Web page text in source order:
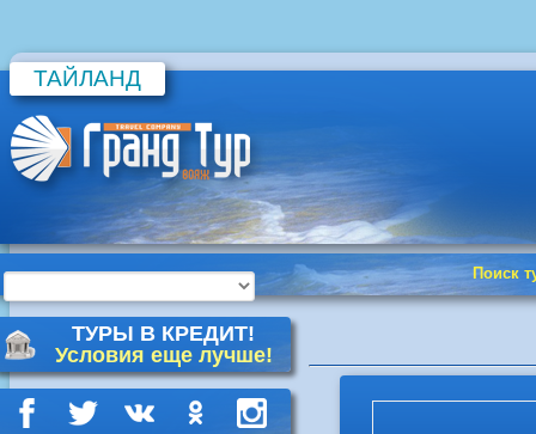
ТАЙЛАНД
Поиск
ТУРЫ В КРЕДИТ!
Условия еще лучше!